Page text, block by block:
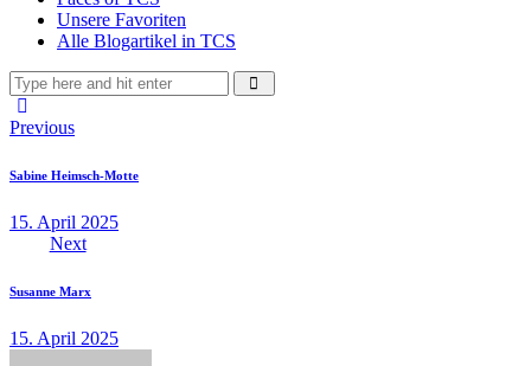
Unsere Favoriten
Alle Blogartikel in TCS
Beitragsnavigation
Previous
Sabine Heimsch-Motte
15. April 2025
Next
Susanne Marx
15. April 2025